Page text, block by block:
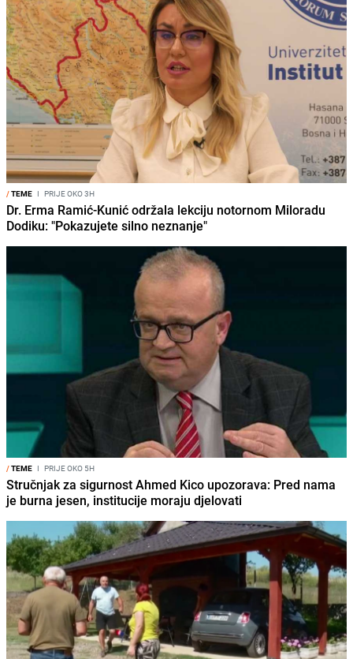
/TEME I PRIJE OKO 3H
Dr. Erma Ramić-Kunić održala lekciju notornom Miloradu
Dodiku: "Pokazujete silno neznanje"
/TEME I PRIJE OKO 5H
Stručnjak za sigurnost Ahmed Kico upozorava: Pred nama
je burna jesen, institucije moraju djelovati